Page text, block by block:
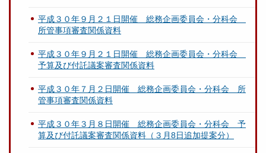
平成３０年９月２１日開催 総務企画委員会・分科会
所管事項審査関係資料
平成３０年９月２１日開催 総務企画委員会・分科会
予算及び付託議案審査関係資料
平成３０年７月２日開催 総務企画委員会・分科会 所
管事項審査関係資料
平成３０年３月８日開催 総務企画委員会・分科会 予
算及び付託議案審査関係資料（３月8日追加提案分）